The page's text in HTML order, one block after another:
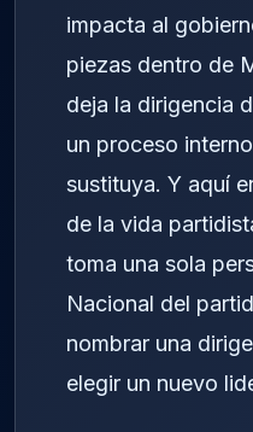
impacta al
piezas dentro de
deja la dirigencia
un proceso
sustituya. Y aquí
de la vida
toma una sola
Nacional del
nombrar una
elegir un nuevo